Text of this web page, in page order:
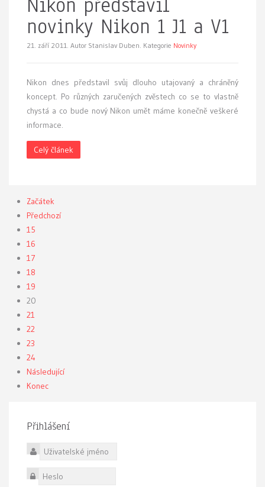
novinky Nikon 1 J1 a V1
21. září 2011. Autor Stanislav Duben. Kategorie Novinky
Nikon dnes představil svůj dlouho utajovaný a chráněný
koncept. Po různých zaručených zvěstech co se to vlastně
chystá a co bude nový Nikon umět máme konečně veškeré
informace.
Celý článek
Začátek
Předchozí
15
16
17
18
19
20
21
22
23
24
Následující
Konec
Přihlášení
Uživatelské jméno
Heslo